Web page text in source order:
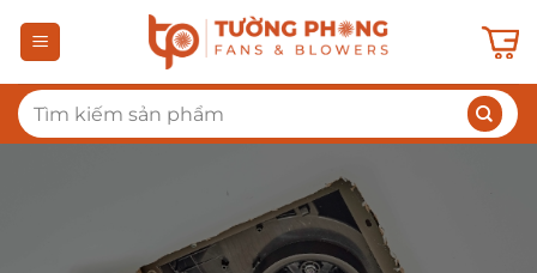
qua
dung
Tìm
kiếm: